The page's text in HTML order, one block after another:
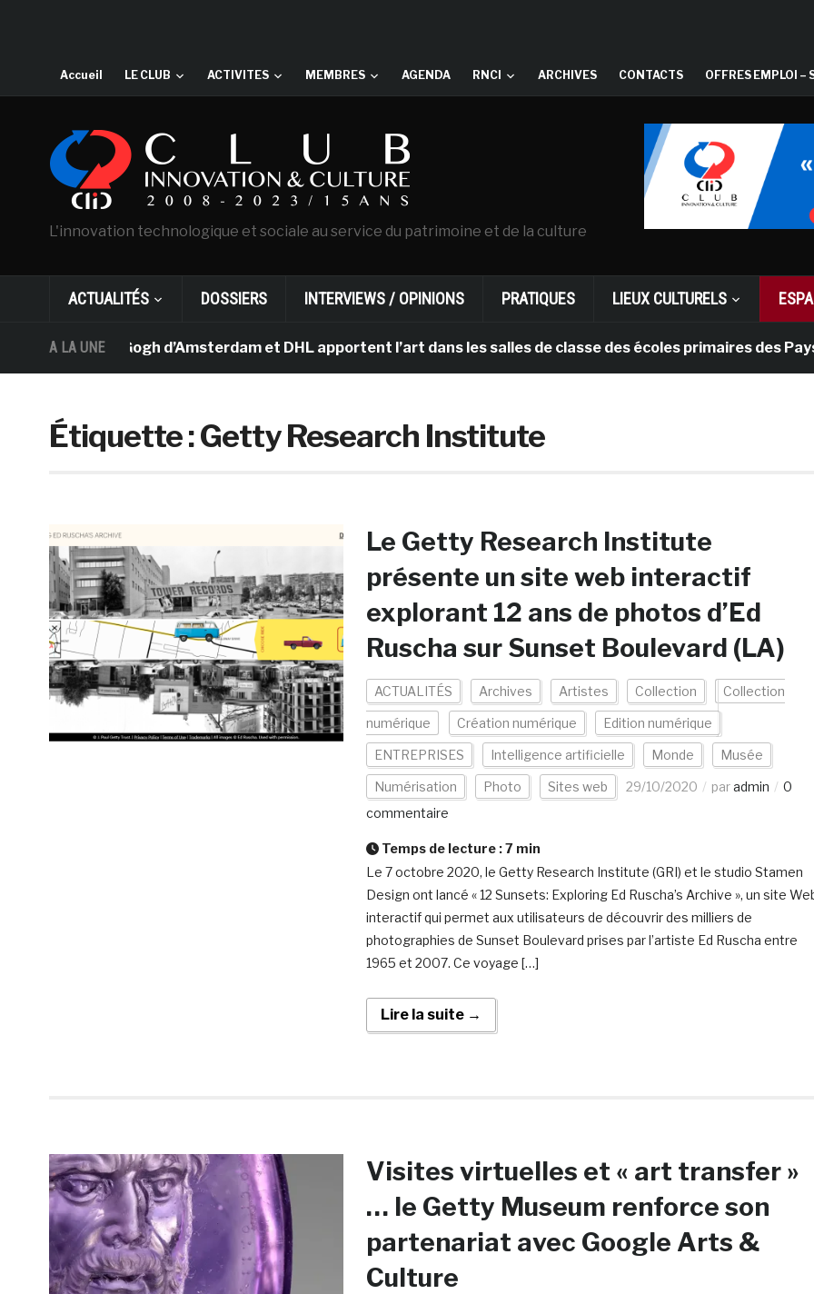
Accueil LE CLUB ACTIVITES MEMBRES AGENDA RNCI ARCHIVES CONTACTS OFFRES EMPLOI –
L'innovation technologique et sociale au service du patrimoine et de la culture
ACTUALITÉS DOSSIERS INTERVIEWS / OPINIONS PRATIQUES LIEUX CULTURELS
A LA UNE
Van Gogh d’Amsterdam et DHL apportent l’art dans les salles de classe des écoles primaires des Pays-bas
Étiquette :Getty Research Institute
Le Getty Research Institute
présente un site web interactif
explorant 12 ans de photos d’Ed
Ruscha sur Sunset Boulevard (LA)
ACTUALITÉS Archives Artistes Collection Collection
numérique Création numérique Edition numérique
ENTREPRISES Intelligence artificielle Monde Musée
Numérisation Photo Sites web 29/10/2020 paradmin
0
commentaire
Temps de lecture :7 min
Le 7 octobre 2020, le Getty Research Institute (GRI) et le studio Stamen
Design ont lancé « 12 Sunsets: Exploring Ed Ruscha’s Archive », un site
interactif qui permet aux utilisateurs de découvrir des milliers de
photographies de Sunset Boulevard prises par l’artiste Ed Ruscha entre
1965 et 2007. Ce voyage […]
Lire la suite →
Visites virtuelles et « art transfer »
… le Getty Museum renforce son
partenariat avec Google Arts &
Culture